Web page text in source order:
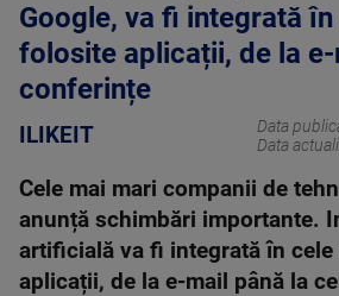
Google, va fi integrată
folosite aplicații, de la
conferințe
ILIKEIT Data
Data
Cele mai mari companii de
anunță schimbări importante.
artificială va fi integrată în
aplicații, de la e-mail până la